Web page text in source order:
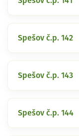
Spešov č.p. 142
Spešov č.p. 143
Spešov č.p. 144